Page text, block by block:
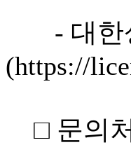
- 대한
(https://
□ 문의